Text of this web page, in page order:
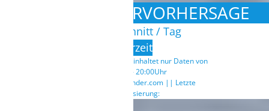
7 TAGE WETTERVORHERSAGE
Durchschnitt / Tag
Uhrzeit
Tagesdurchschnitt beinhaltet nur Daten von
7:00Uhr - 20:00Uhr
Powerd by: windfinder.com || Letzte
Aktualisierung: